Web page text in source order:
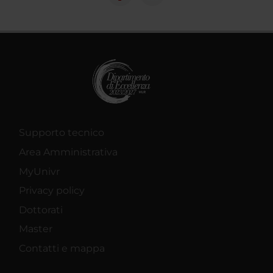
Supporto tecnico
Area Amministrativa
MyUnivr
Privacy policy
Dottorati
Master
Contatti e mappa